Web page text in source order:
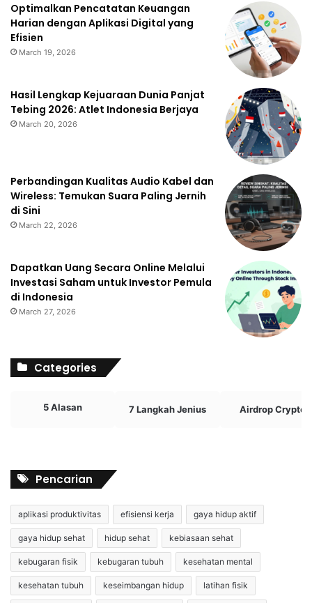
Optimalkan Pencatatan Keuangan
Harian dengan Aplikasi Digital yang
Efisien
March 19, 2026
Hasil Lengkap Kejuaraan Dunia Panjat
Tebing 2026: Atlet Indonesia Berjaya
March 20, 2026
Perbandingan Kualitas Audio Kabel dan
Wireless: Temukan Suara Paling Jernih
di Sini
March 22, 2026
Dapatkan Uang Secara Online Melalui
Investasi Saham untuk Investor Pemula
di Indonesia
March 27, 2026
Categories
5 Alasan 7 Langkah Jenius Airdrop Crypto
Pencarian
aplikasi produktivitas efisiensi kerja gaya hidup aktif
gaya hidup sehat hidup sehat kebiasaan sehat
kebugaran fisik kebugaran tubuh kesehatan mental
kesehatan tubuh keseimbangan hidup latihan fisik